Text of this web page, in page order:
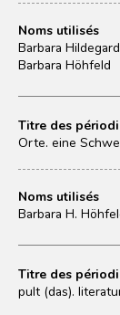
Noms utilisés
Barbara
Barbara Höhfeld
Titre des
Orte. eine
Noms utilisés
Barbara H.
Titre des
pult (das).